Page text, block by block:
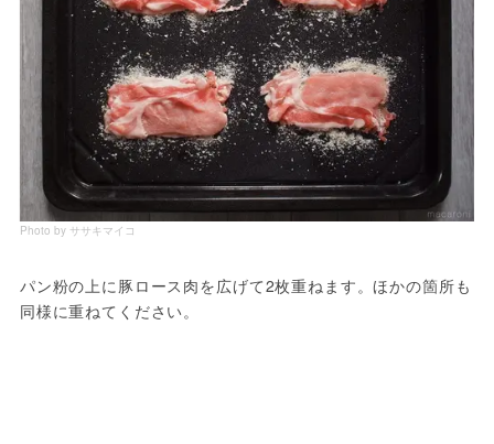
Photo by ササキマイコ
パン粉の上に豚ロース肉を広げて2枚重ねます。ほかの箇所も
同様に重ねてください。